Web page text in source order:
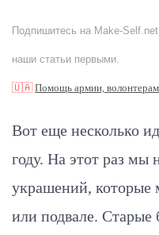
Подпишитесь на Make-
наши статьи первыми.
🇺🇦Помощь армии,
Вот еще несколько
году. На этот раз
украшений, которые
или подвале. Старые